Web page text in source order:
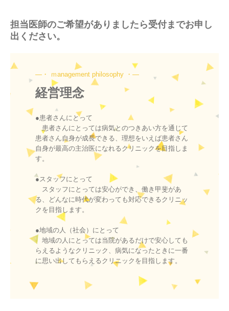
担当医師のご希望がありましたら受付までお申し
出ください。
―・ ｍanagement philosophy ・―
経営理念
●患者さんにとって
患者さんにとっては病気とのつきあい方を通じて
患者さん自身が成長できる、理想をいえば患者さん
自身が最高の主治医になれるクリニックを目指しま
す。
●スタッフにとって
スタッフにとっては安心ができ、働き甲斐があ
る、どんなに時代が変わっても対応できるクリニッ
クを目指します。
●地域の人（社会）にとって
地域の人にとっては当院があるだけで安心しても
らえるようなクリニック、病気になったときに一番